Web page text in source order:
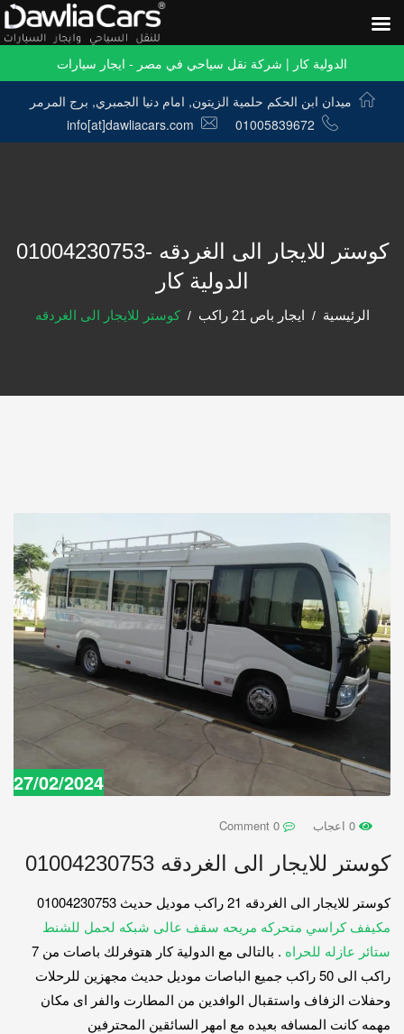
الدولية كار | شركة نقل سياحي في مصر - ايجار سيارات
ميدان ابن الحكم حلمية الزيتون, امام دنيا الجمبري, برج المرمر
01005839672
info[at]dawliacars.com
كوستر للايجار الى الغردقه -01004230753
الدولية كار
الرئيسية ايجار باص 21 راكب كوستر للايجار الى الغردقه
27/02/2024
كوستر للايجار الى الغردقه 01004230753
كوستر للايجار الى الغردقه 21 راكب موديل حديث 01004230753
مكيفف كراسي متحركه مريحه سقف عالى شبكه لحمل للشنط
ستائر عازله للحراه
. بالتالى مع الدولية كار هتوفرلك باصات من 7
راكب الى 50 راكب جميع الباصات موديل حديث مجهزين للرحلات
وحفلات الزفاف واستقبال الوافدين من المطارت والفر اى مكان
مهمه كانت المسافه بعيده مع امهر السائقين المحترفين